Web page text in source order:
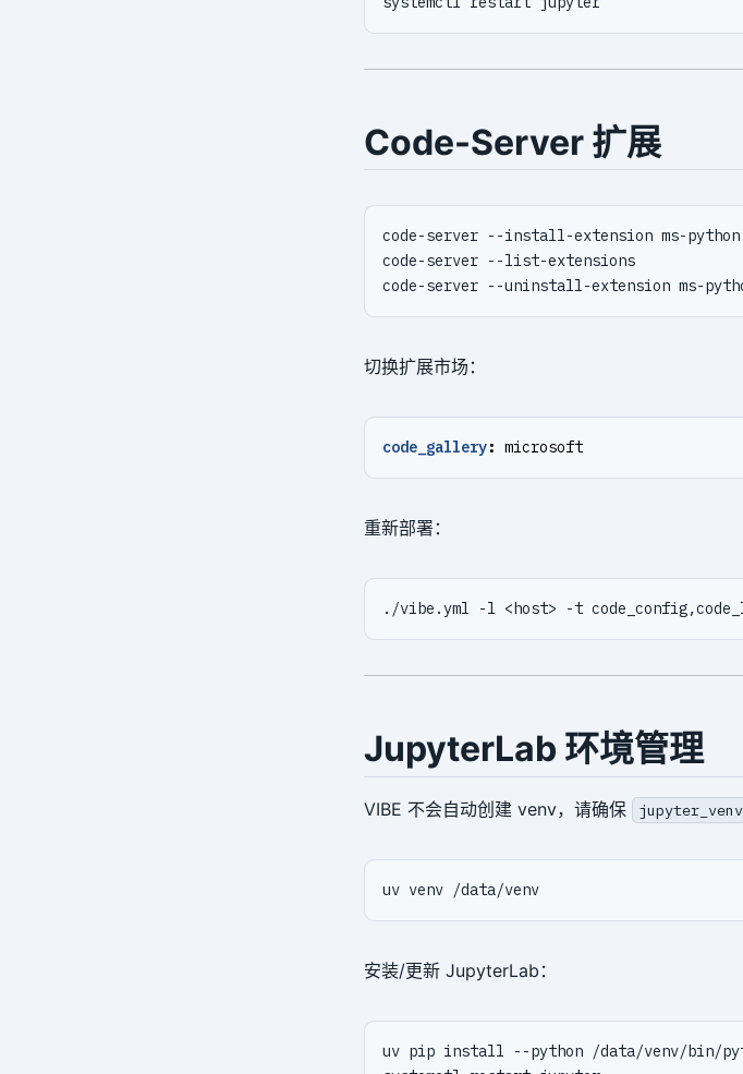
Code-Server 扩展
切换扩展市场：
code_gallery: microsoft
重新部署：
JupyterLab 环境管理
VIBE 不会自动创建 venv，请确保 jupyter_venv
安装/更新 JupyterLab：